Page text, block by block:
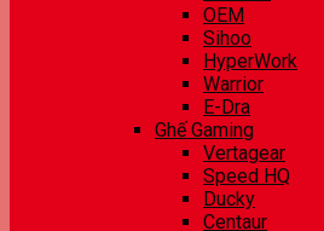
OEM
Sihoo
HyperWork
Warrior
E-Dra
Ghế Gaming
Vertagear
Speed HQ
Ducky
Centaur